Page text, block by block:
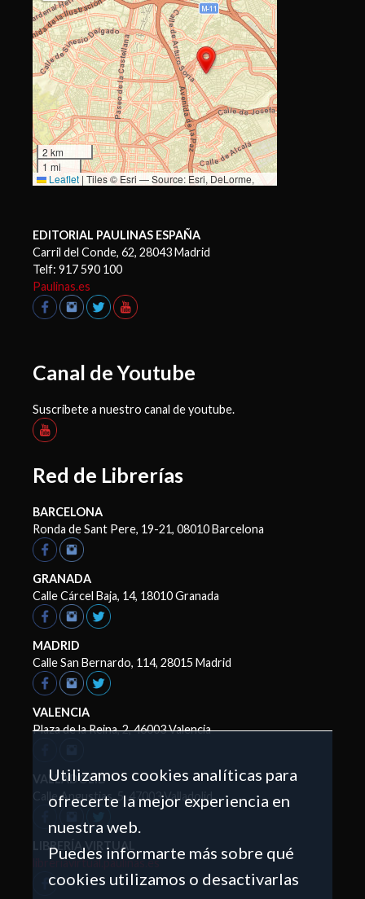
2 km
1 mi
Leaflet | Tiles © Esri — Source: Esri, DeLorme,
EDITORIAL PAULINAS ESPAÑA
Carril del Conde, 62, 28043 Madrid
Telf: 917 590 100
Paulinas.es
Canal de Youtube
Suscríbete a nuestro canal de youtube.
Red de Librerías
BARCELONA
Ronda de Sant Pere, 19-21, 08010 Barcelona
GRANADA
Calle Cárcel Baja, 14, 18010 Granada
MADRID
Calle San Bernardo, 114, 28015 Madrid
VALENCIA
Plaza de la Reina, 2, 46003 Valencia
VALLADOLID
Calle Angustias, 5, 47003 Valladolid
LIBRERÍA VIRTUAL
libreriavirtual.paulinas.es
Utilizamos cookies analíticas para
ofrecerte la mejor experiencia en
nuestra web.
Puedes informarte más sobre qué
cookies utilizamos o desactivarlas